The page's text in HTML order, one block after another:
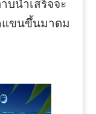
บน้ำเสร็จจะ
ขนขึ้นมาดม